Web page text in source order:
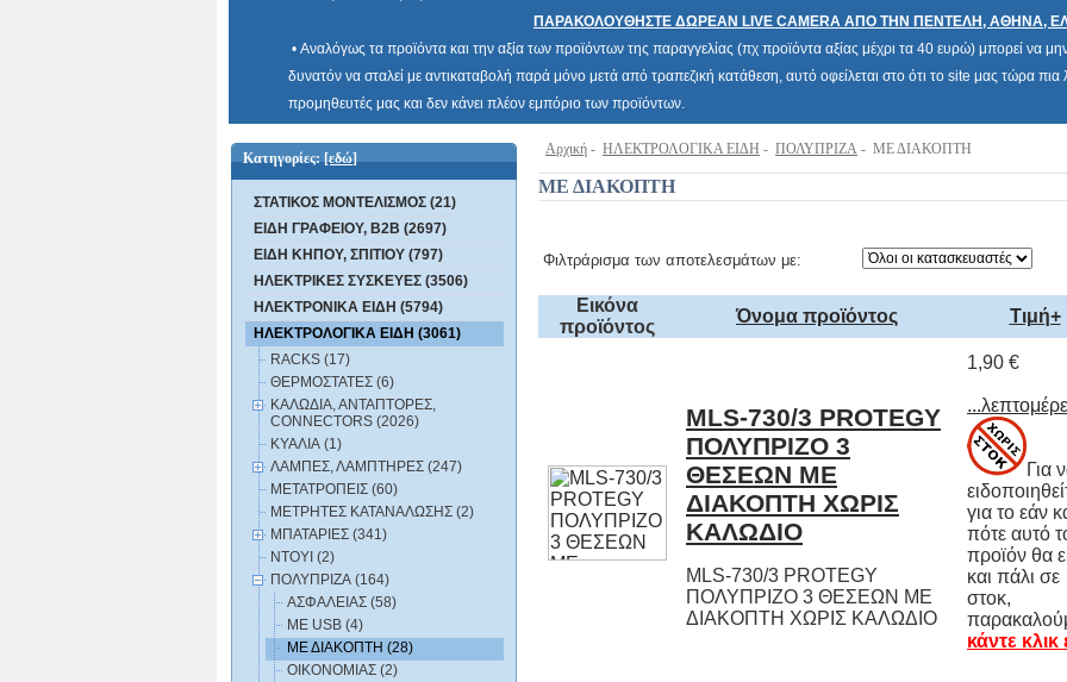
ΠΑΡΑΚΟΛΟΥΘΗΣΤΕ ΔΩΡΕΑΝ LIVE CAMERA ΑΠΟ ΤΗΝ ΠΕΝΤΕΛΗ, ΑΘΗΝΑ,
• Αναλόγως τα προϊόντα και την αξία των προϊόντων της παραγγελίας (πχ προϊόντα αξίας μέχρι τα 40 ευρώ) μπορεί να
δυνατόν να σταλεί με αντικαταβολή παρά μόνο μετά από τραπεζική κατάθεση, αυτό οφείλεται στο ότι το site μας τώρα
προμηθευτές μας και δεν κάνει πλέον εμπόριο των προϊόντων.
Κατηγορίες:[εδώ]
ΣΤΑΤΙΚΟΣ ΜΟΝΤΕΛΙΣΜΟΣ (21)
ΕΙΔΗ ΓΡΑΦΕΙΟΥ, B2B (2697)
ΕΙΔΗ ΚΗΠΟΥ, ΣΠΙΤΙΟΥ (797)
ΗΛΕΚΤΡΙΚΕΣ ΣΥΣΚΕΥΕΣ (3506)
ΗΛΕΚΤΡΟΝΙΚΑ ΕΙΔΗ (5794)
ΗΛΕΚΤΡΟΛΟΓΙΚΑ ΕΙΔΗ (3061)
RACKS (17)
ΘΕΡΜΟΣΤΑΤΕΣ (6)
ΚΑΛΩΔΙΑ, ΑΝΤΑΠΤΟΡΕΣ,
CONNECTORS (2026)
ΚΥΑΛΙΑ (1)
ΛΑΜΠΕΣ, ΛΑΜΠΤΗΡΕΣ (247)
ΜΕΤΑΤΡΟΠΕΙΣ (60)
ΜΕΤΡΗΤΕΣ ΚΑΤΑΝΑΛΩΣΗΣ (2)
ΜΠΑΤΑΡΙΕΣ (341)
ΝΤΟΥΙ (2)
ΠΟΛΥΠΡΙΖΑ (164)
ΑΣΦΑΛΕΙΑΣ (58)
ΜΕ USB (4)
ΜΕ ΔΙΑΚΟΠΤΗ (28)
ΟΙΚΟΝΟΜΙΑΣ (2)
Αρχική - ΗΛΕΚΤΡΟΛΟΓΙΚΑ ΕΙΔΗ - ΠΟΛΥΠΡΙΖΑ - ΜΕ ΔΙΑΚΟΠΤΗ
ΜΕ ΔΙΑΚΟΠΤΗ
Φιλτράρισμα των αποτελεσμάτων με:
Εικόνα
προϊόντος
Όνομα προϊόντος Τιμή+
MLS-730/3 PROTEGY
ΠΟΛΥΠΡΙΖΟ 3
ΘΕΣΕΩΝ ΜΕ
ΔΙΑΚΟΠΤΗ ΧΩΡΙΣ
ΚΑΛΩΔΙΟ
MLS-730/3 PROTEGY
ΠΟΛΥΠΡΙΖΟ 3 ΘΕΣΕΩΝ ΜΕ
ΔΙΑΚΟΠΤΗ ΧΩΡΙΣ ΚΑΛΩΔΙΟ
1,90 €
Για
για το εάν
πότε
προϊόν θα
και
κάντε